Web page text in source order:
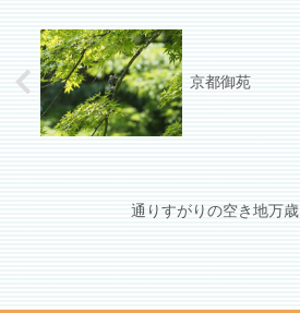
京都御苑
通りすがりの空き地万歳